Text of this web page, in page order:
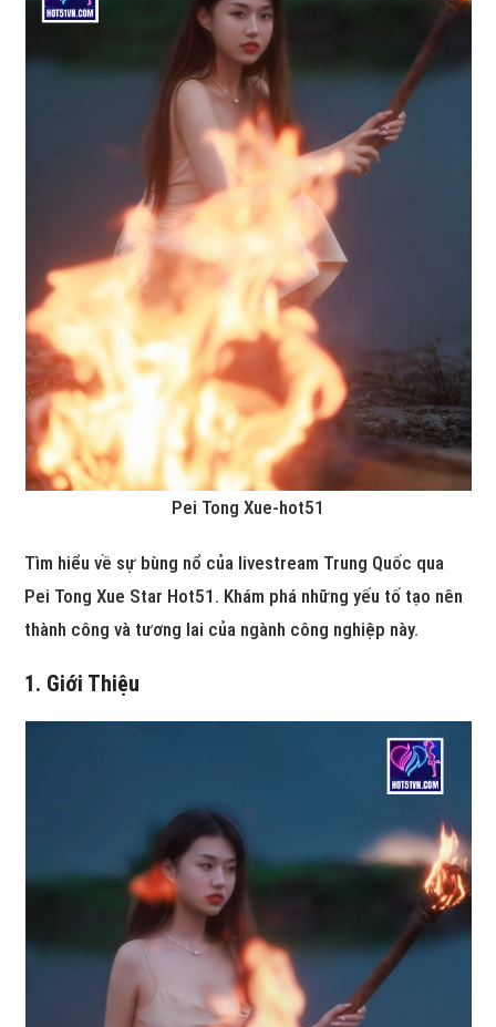
Pei Tong Xue-hot51
Tìm hiểu về sự bùng nổ của livestream Trung Quốc qua
Pei Tong Xue Star Hot51. Khám phá những yếu tố tạo nên
thành công và tương lai của ngành công nghiệp này.
1. Giới Thiệu